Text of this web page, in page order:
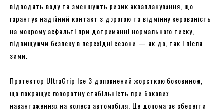
відводять воду та зменшують ризик аквапланування, що
гарантує надійний контакт з дорогою та відмінну керованість
на мокрому асфальті при дотриманні нормального тиску,
підвищуючи безпеку в перехідні сезони — як до, так і після
зими.
Протектор UltraGrip Ice 3 доповнений жорсткою боковиною,
що покращує поворотну стабільність при бокових
навантаженнях на колеса автомобіля. Це допомагає зберегти